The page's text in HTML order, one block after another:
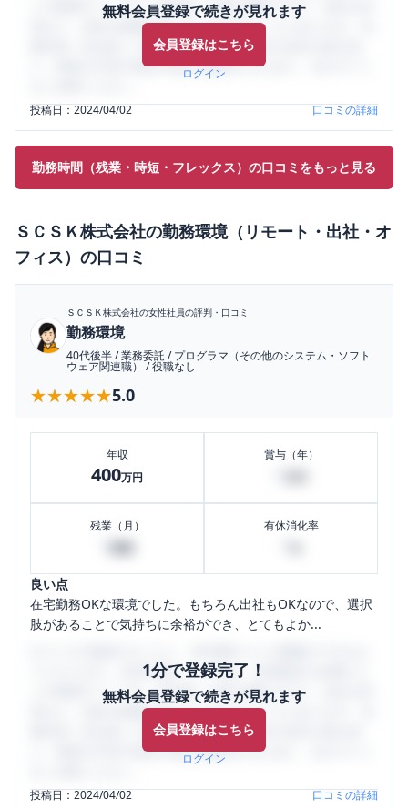
無料会員登録で続きが見れます
会員登録はこちら
ログイン
ミの投稿サイトです。給与面・女性の働きやすさ・会社の評
判など、女性の転職は気にすべき点がたくさんあります。先
輩社員（元社員）の口コミを通して、本当の会社の姿を知
り、将来の不安や現在の悩みを解消するために、ぜひサイト
投稿日：2024/04/02 口コミの詳細
勤務時間（残業・時短・フレックス）の口コミをもっと見る
ＳＣＳＫ株式会社の勤務環境（リモート・出社・オ
フィス） の口コミ
ＳＣＳＫ株式会社の女性社員の評判・口コミ
勤務環境
40代後半/業務委託/プログラマ（その他のシステム・ソフト
ウェア関連職）/役職なし
★★★★★
★★★★★5.0
年収
400万円
賞与（年）
残業（月） 有休消化率
良い点
在宅勤務OKな環境でした。もちろん出社もOKなので、選択
肢があることで気持ちに余裕ができ、とてもよか...
1分で登録完了！
無料会員登録で続きが見れます
会員登録はこちら
ログイン
うになります。SHEHUB(シーハブ)は、女性限定の企業口コ
ミの投稿サイトです。給与面・女性の働きやすさ・会社の評
判など、女性の転職は気にすべき点がたくさんあります。先
輩社員（元社員）の口コミを通して、本当の会社の姿を知
り、将来の不安や現在の悩みを解消するために、ぜひサイト
投稿日：2024/04/02 口コミの詳細